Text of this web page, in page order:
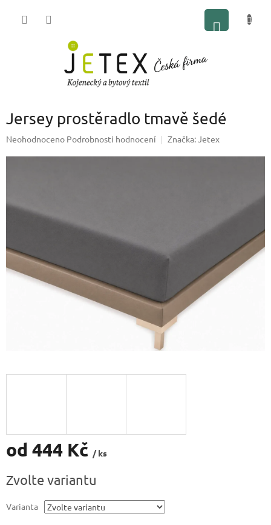
Jersey prostěradlo tmavě šedé
Průměrné
5
hvězdiček.
Neohodnoceno Podrobnosti hodnocení Značka:Jetex
od 444 Kč / ks
cena:
Zvolte variantu
Varianta